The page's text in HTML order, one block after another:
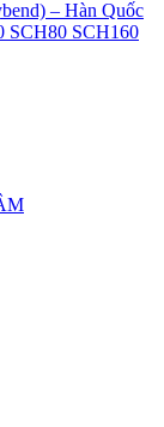
– Hàn Quốc
SCH80 SCH160